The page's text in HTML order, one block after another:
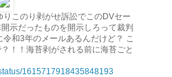
りこのり剥がせ訴訟でこのDVセー
示だったものを開示しろって裁判
和3年のメールあるんだけど？ こ
！！海苔剥がされる前に海苔ごと
1615717918435848193